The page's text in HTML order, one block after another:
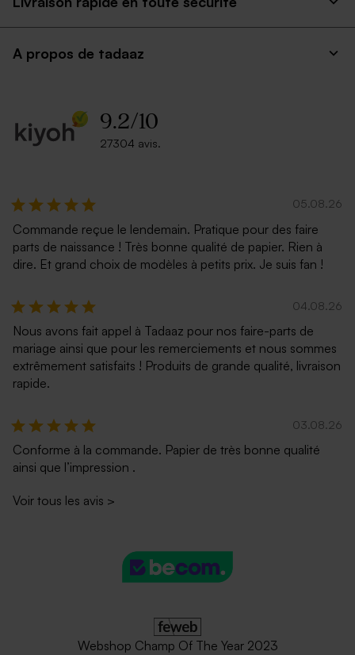
A propos de tadaaz
9.2/10
27304 avis.
05.08.26
Commande reçue le lendemain. Pratique pour des faire
parts de naissance ! Très bonne qualité de papier. Rien à
dire. Et grand choix de modèles à petits prix. Je suis fan !
04.08.26
Nous avons fait appel à Tadaaz pour nos faire-parts de
mariage ainsi que pour les remerciements et nous sommes
extrêmement satisfaits ! Produits de grande qualité, livraison
rapide.
03.08.26
Conforme à la commande. Papier de très bonne qualité
ainsi que l’impression .
Voir tous les avis >
Webshop Champ Of The Year 2023